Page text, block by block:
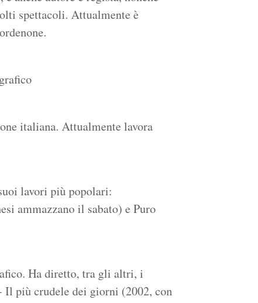
spettacoli. Attualmente è
italiana. Attualmente lavora
lavori più popolari:
ammazzano il sabato) e Puro
Ha diretto, tra gli altri, i
più crudele dei giorni (2002, con